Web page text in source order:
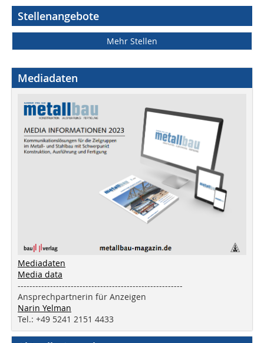
Stellenangebote
Mehr Stellen
Mediadaten
Mediadaten
Media data
--------------------------------------------------------
Ansprechpartnerin für Anzeigen
Narin Yelman
Tel.: +49 5241 2151 4433